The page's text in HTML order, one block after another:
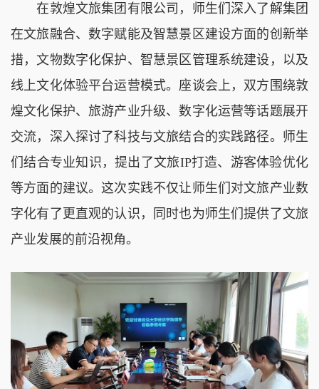
在敦煌文旅集团有限公司，师生们深入了解集团
在文旅融合、数字赋能及智慧景区建设方面的创新举
措，文物数字化保护、智慧景区管理系统建设，以及
线上文化体验平台运营模式。座谈会上，双方围绕敦
煌文化保护、旅游产业升级、数字化运营等话题展开
交流，深入探讨了科技与文旅结合的实践路径。师生
们结合专业知识，提出了文旅IP打造、游客体验优化
等方面的建议。这次实践不仅让师生们对文旅产业数
字化有了更直观的认识，同时也为师生们提供了文旅
产业发展的前沿视角。